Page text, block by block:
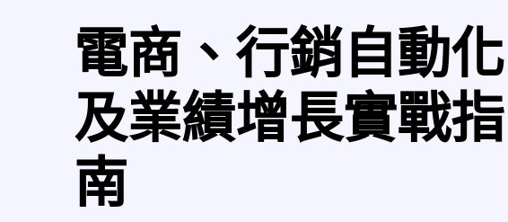
電商、行銷自動化
及業績增長實戰指
南